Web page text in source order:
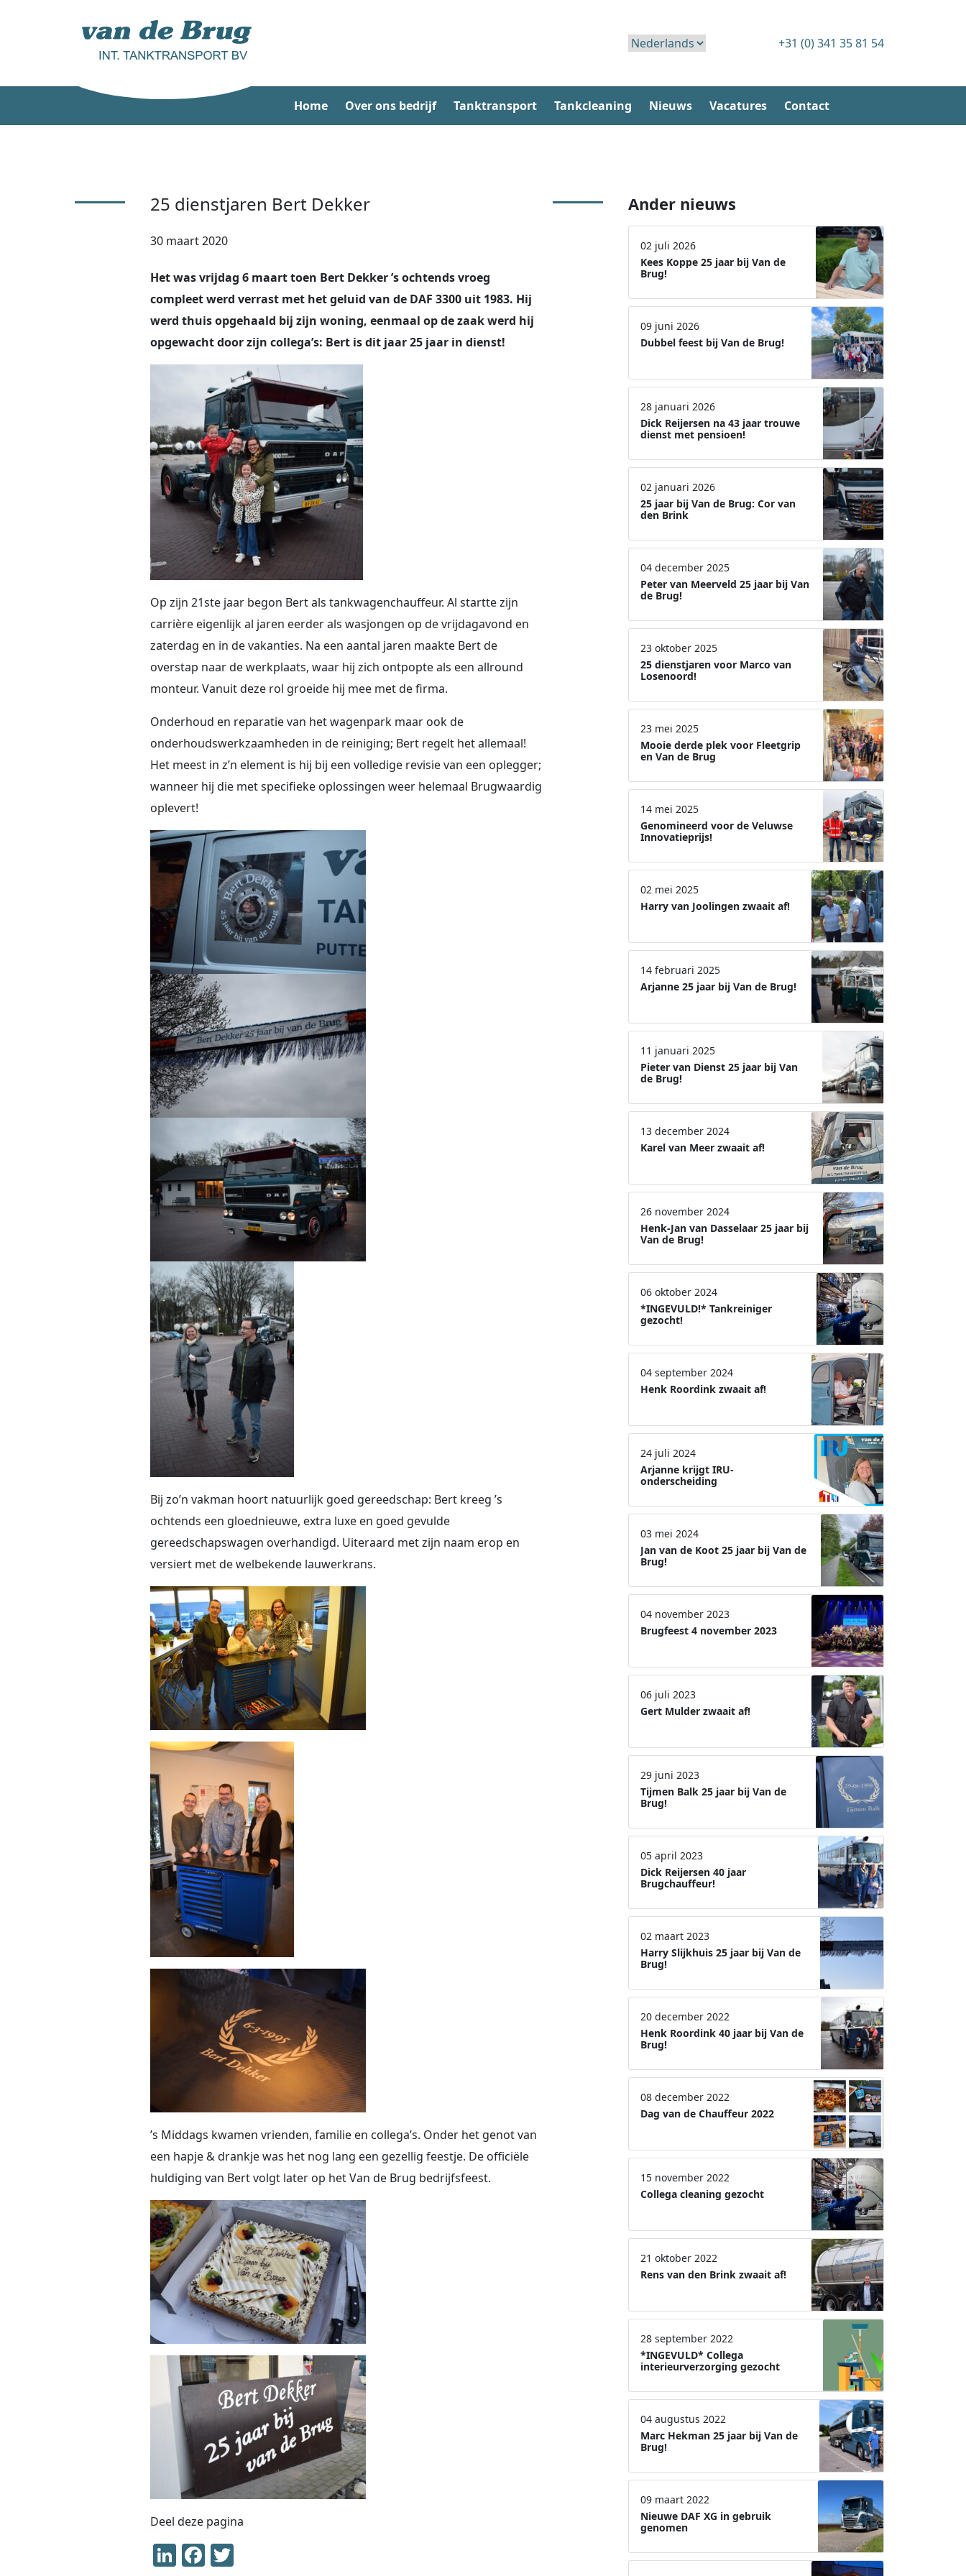
+31 (0) 341 35 81 54
Home Over ons bedrijf Tanktransport Tankcleaning Nieuws Vacatures Contact
25 dienstjaren Bert Dekker
30 maart 2020
Het was vrijdag 6 maart toen Bert Dekker ’s ochtends vroeg
compleet werd verrast met het geluid van de DAF 3300 uit 1983. Hij
werd thuis opgehaald bij zijn woning, eenmaal op de zaak werd hij
opgewacht door zijn collega’s: Bert is dit jaar 25 jaar in dienst!
Op zijn 21ste jaar begon Bert als tankwagenchauffeur. Al startte zijn
carrière eigenlijk al jaren eerder als wasjongen op de vrijdagavond en
zaterdag en in de vakanties. Na een aantal jaren maakte Bert de
overstap naar de werkplaats, waar hij zich ontpopte als een allround
monteur. Vanuit deze rol groeide hij mee met de firma.
Onderhoud en reparatie van het wagenpark maar ook de
onderhoudswerkzaamheden in de reiniging; Bert regelt het allemaal!
Het meest in z’n element is hij bij een volledige revisie van een oplegger;
wanneer hij die met specifieke oplossingen weer helemaal Brugwaardig
oplevert!
Bij zo’n vakman hoort natuurlijk goed gereedschap: Bert kreeg ’s
ochtends een gloednieuwe, extra luxe en goed gevulde
gereedschapswagen overhandigd. Uiteraard met zijn naam erop en
versiert met de welbekende lauwerkrans.
’s Middags kwamen vrienden, familie en collega’s. Onder het genot van
een hapje & drankje was het nog lang een gezellig feestje. De officiële
huldiging van Bert volgt later op het Van de Brug bedrijfsfeest.
Deel deze pagina
LinkedIn
Facebook
Ander nieuws
02 juli 2026
Kees Koppe 25 jaar bij Van de
Brug!
09 juni 2026
Dubbel feest bij Van de Brug!
28 januari 2026
Dick Reijersen na 43 jaar trouwe
dienst met pensioen!
02 januari 2026
25 jaar bij Van de Brug: Cor van
den Brink
04 december 2025
Peter van Meerveld 25 jaar bij Van
de Brug!
23 oktober 2025
25 dienstjaren voor Marco van
Losenoord!
23 mei 2025
Mooie derde plek voor Fleetgrip
en Van de Brug
14 mei 2025
Genomineerd voor de Veluwse
Innovatieprijs!
02 mei 2025
Harry van Joolingen zwaait af!
14 februari 2025
Arjanne 25 jaar bij Van de Brug!
11 januari 2025
Pieter van Dienst 25 jaar bij Van
de Brug!
13 december 2024
Karel van Meer zwaait af!
26 november 2024
Henk-Jan van Dasselaar 25 jaar bij
Van de Brug!
06 oktober 2024
*INGEVULD!* Tankreiniger
gezocht!
04 september 2024
Henk Roordink zwaait af!
24 juli 2024
Arjanne krijgt IRU-
onderscheiding
03 mei 2024
Jan van de Koot 25 jaar bij Van de
Brug!
04 november 2023
Brugfeest 4 november 2023
06 juli 2023
Gert Mulder zwaait af!
29 juni 2023
Tijmen Balk 25 jaar bij Van de
Brug!
05 april 2023
Dick Reijersen 40 jaar
Brugchauffeur!
02 maart 2023
Harry Slijkhuis 25 jaar bij Van de
Brug!
20 december 2022
Henk Roordink 40 jaar bij Van de
Brug!
08 december 2022
Dag van de Chauffeur 2022
15 november 2022
Collega cleaning gezocht
21 oktober 2022
Rens van den Brink zwaait af!
28 september 2022
*INGEVULD* Collega
interieurverzorging gezocht
04 augustus 2022
Marc Hekman 25 jaar bij Van de
Brug!
09 maart 2022
Nieuwe DAF XG in gebruik
genomen